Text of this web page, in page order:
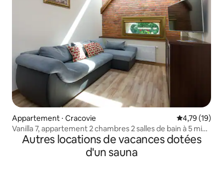
Appartement ⋅ Cracovie Évaluation
4,79 (19)
Vanilla 7, appartement 2 chambres 2 salles de bain à 5 min
de la place principale
Autres locations de vacances dotées
d'un sauna